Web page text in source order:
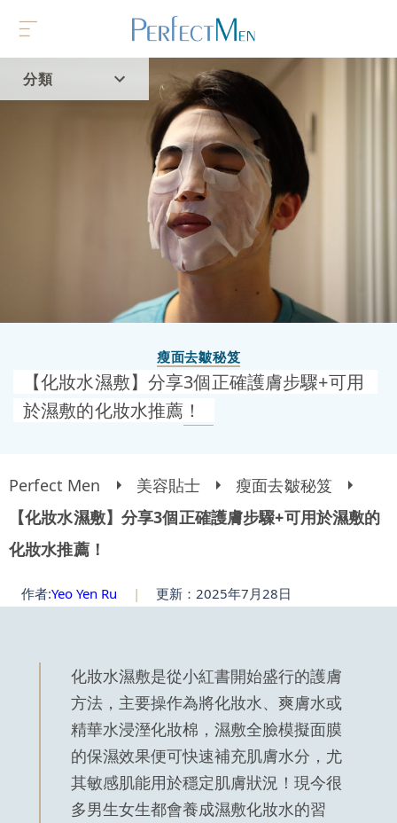
分類
首頁
瘦面去皺秘笈
【化妝水濕敷】分享3個正確護膚步驟+可用
於濕敷的化妝水推薦！
Perfect Men 美容貼士
瘦面去皺秘笈
【化妝水濕敷】分享3個正確護膚步驟+可用於濕敷的
化妝水推薦！
作者:Yeo Yen Ru | 更新：2025年7月28日
化妝水濕敷是從小紅書開始盛行的護膚
方法，主要操作為將化妝水、爽膚水或
精華水浸溼化妝棉，濕敷全臉模擬面膜
的保濕效果便可快速補充肌膚水分，尤
其敏感肌能用於穩定肌膚狀況！現今很
多男生女生都會養成濕敷化妝水的習